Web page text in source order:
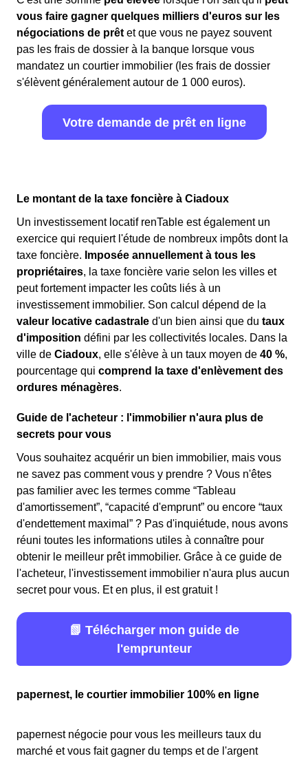
vous faire gagner quelques milliers d'euros sur les
négociations de prêt et que vous ne payez souvent
pas les frais de dossier à la banque lorsque vous
mandatez un courtier immobilier (les frais de dossier
s'élèvent généralement autour de 1 000 euros).
Votre demande de prêt en ligne
Le montant de la taxe foncière à Ciadoux
Un investissement locatif renTable est également un
exercice qui requiert l'étude de nombreux impôts dont la
taxe foncière. Imposée annuellement à tous les
propriétaires, la taxe foncière varie selon les villes et
peut fortement impacter les coûts liés à un
investissement immobilier. Son calcul dépend de la
valeur locative cadastrale d'un bien ainsi que du taux
d'imposition défini par les collectivités locales. Dans la
ville de Ciadoux, elle s'élève à un taux moyen de 40 %,
pourcentage qui comprend la taxe d'enlèvement des
ordures ménagères.
Guide de l'acheteur : l'immobilier n'aura plus de
secrets pour vous
Vous souhaitez acquérir un bien immobilier, mais vous
ne savez pas comment vous y prendre ? Vous n'êtes
pas familier avec les termes comme “Tableau
d'amortissement”, “capacité d'emprunt” ou encore “taux
d'endettement maximal” ? Pas d'inquiétude, nous avons
réuni toutes les informations utiles à connaître pour
obtenir le meilleur prêt immobilier. Grâce à ce guide de
l'acheteur, l'investissement immobilier n'aura plus aucun
secret pour vous. Et en plus, il est gratuit !
📗 Télécharger mon guide de
l'emprunteur
papernest, le courtier immobilier 100% en ligne
papernest négocie pour vous les meilleurs taux du
marché et vous fait gagner du temps et de l'argent